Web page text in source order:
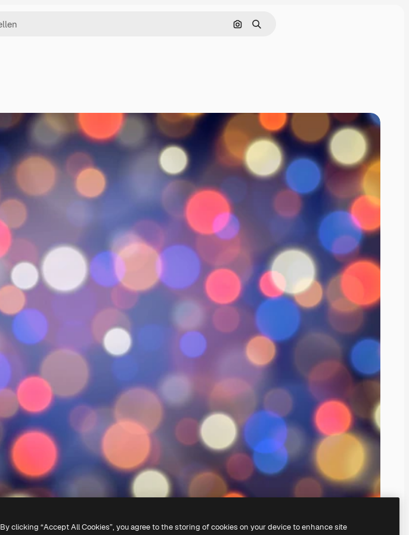
Nach Bild suchen
Suchen
By clicking “Accept All Cookies”, you agree to the storing of cookies on your device to enhance site